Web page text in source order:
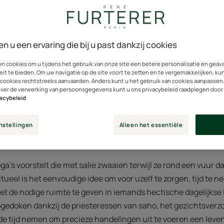
een kunst die
is!
gehoord van layering voor gezichtsbehandelingen, een
waarbij producten in een precieze volgorde in
te combineren en te maximaliseren. Dus waarom
wasbeurt en styling? Ook uw haar verdient de nodige tijd!
ritueel?
voorstelt die met salie zwaaien terwijl ze rond een vuur
is het eenvoudige idee om voor uzelf te zorgen, tijd te
de nodige ruimte te geven in iemands hectische dagelijkse
dankzij de priesteressen van saho, het
tijd nemen om precieze handelingen uit te voeren een
u een ervaring die bij u past dankzij cookies
cookies om u tijdens het gebruik van onze site een betere personalisatie en
te bieden. Om uw navigatie op de site voort te zetten en te vergemakkelijken,
rechtstreeks aanvaarden. Anders kunt u het gebruik van cookies
de verwerking van persoonsgegevens kunt u ons privacybeleid raadplegen
Alleen het essentiële